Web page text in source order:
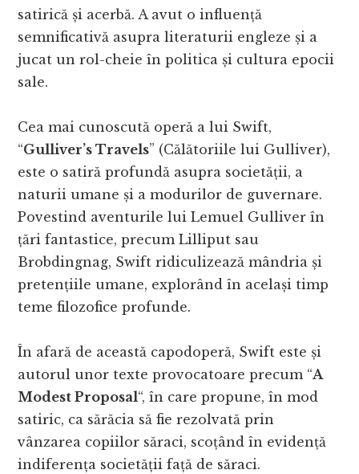
satirică și acerbă. A avut o influență
semnificativă asupra literaturii engleze și a
jucat un rol-cheie în politica și cultura epocii
sale.
Cea mai cunoscută operă a lui Swift,
“Gulliver’s Travels” (Călătoriile lui Gulliver),
este o satiră profundă asupra societății, a
naturii umane și a modurilor de guvernare.
Povestind aventurile lui Lemuel Gulliver în
țări fantastice, precum Lilliput sau
Brobdingnag, Swift ridiculizează mândria și
pretențiile umane, explorând în același timp
teme filozofice profunde.
În afară de această capodoperă, Swift este și
autorul unor texte provocatoare precum “A
Modest Proposal“, în care propune, în mod
satiric, ca sărăcia să fie rezolvată prin
vânzarea copiilor săraci, scoțând în evidență
indiferența societății față de săraci.